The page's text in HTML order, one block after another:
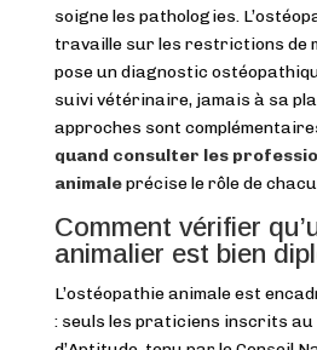
soigne les pathologies.
travaille sur les restrictions de
pose un diagnostic
suivi vétérinaire, jamais à sa
approches sont
quand consulter les
animaleprécise le rôle de
Comment vérifier
animalier est bien
L’ostéopathie animale est
: seuls les praticiens inscrits